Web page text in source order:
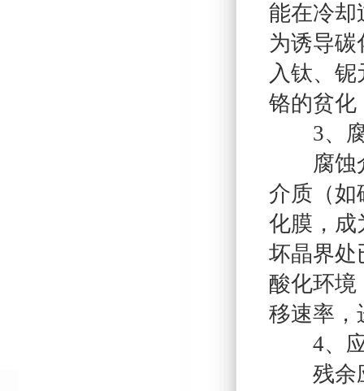
能在冷却
为诱导
入钛、
铬的贫化
3、腐
腐蚀介
介质（如
化膜，成
坏晶界处
酸化环境
移速率，
4、应
残余应